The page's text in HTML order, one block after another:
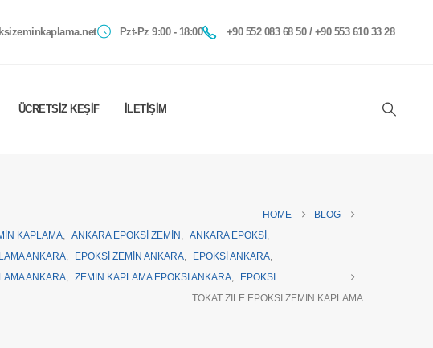
Pzt-Pz 9:00 - 18:00 +90 552 083 68 50 / +90 553 610 33 28
ÜCRETSIZ KEŞIF İLETIŞIM
HOME
BLOG
KAPLAMA
ANKARA EPOKSI ZEMIN ANKARA EPOKSI
ANKARA
EPOKSI ZEMIN ANKARA EPOKSI ANKARA
ANKARA
ZEMIN KAPLAMA EPOKSI ANKARA
EPOKSI
TOKAT ZILE EPOKSI ZEMIN KAPLAMA